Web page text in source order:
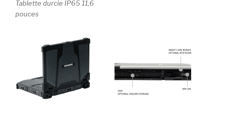
Tablette durcie IP65 11,6
pouces